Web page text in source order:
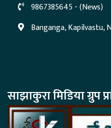
9867385645 - (News)
Banganga, Kapilvastu,
साझाकुरा मिडिया ग्रुप